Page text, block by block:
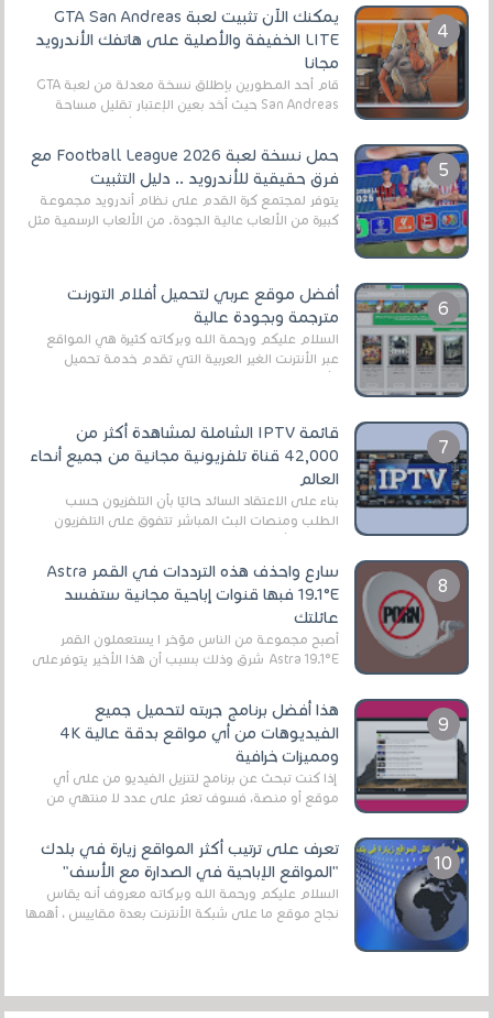
يمكنك الآن تثبيت لعبة GTA San Andreas
LITE الخفيفة والأصلية على هاتفك الأندرويد
مجانا
قام أحد المطورين بإطلاق نسخة معدلة من لعبة GTA
San Andreas حيث أخد بعين الإعتبار تقليل مساحة
حمل نسخة لعبة Football League 2026 مع
فرق حقيقية للأندرويد .. دليل التثبيت
يتوفر لمجتمع كرة القدم على نظام أندرويد مجموعة
كبيرة من الألعاب عالية الجودة. من الألعاب الرسمية مثل
أفضل موقع عربي لتحميل أفلام التورنت
مترجمة وبجودة عالية
السلام عليكم ورحمة الله وبركاته كثيرة هي المواقع
عبر الأنترنت الغير العربية التي تقدم خدمة تحميل
الأفلام على التورنت ، ومعظم هذه المواقع ل...
قائمة IPTV الشاملة لمشاهدة أكثر من
42,000 قناة تلفزيونية مجانية من جميع أنحاء
العالم
بناءً على الاعتقاد السائد حاليًا بأن التلفزيون حسب
الطلب ومنصات البث المباشر تتفوق على التلفزيون
الرقمي الأرضي التقليدي، يُعدّ IPTV-org خيار...
سارع واحذف هذه الترددات في القمر Astra
19.1°E فبها قنوات إباحية مجانية ستفسد
عائلتك
أصبح مجموعة من الناس مؤخر ا يستعملون القمر
Astra 19.1°E شرق وذلك بسبب أن هذا الأخير يتوفرعلى
هذا أفضل برنامج جربته لتحميل جميع
الفيديوهات من أي مواقع بدقة عالية 4K
ومميزات خرافية
إذا كنت تبحث عن برنامج لتنزيل الفيديو من على أي
موقع أو منصة، فسوف تعثر على عدد لا منتهي من
تعرف على ترتيب أكثر المواقع زيارة في بلدك
"المواقع الإباحية في الصدارة مع الأسف"
السلام عليكم ورحمة الله وبركاته معروف أنه يقاس
نجاح موقع ما على شبكة الأنترنت بعدة مقاييس ، أهمها